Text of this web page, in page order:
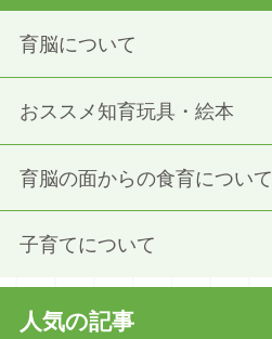
育脳について
おススメ知育玩具・絵本
育脳の面からの食育について
子育てについて
人気の記事